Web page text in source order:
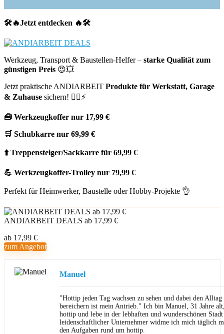
🛠️🔥Jetzt entdecken 🔥🛠️
Werkzeug, Transport & Baustellen-Helfer – starke Qualität zum
günstigen Preis 😍💥
Jetzt praktische ANDIARBEIT Produkte für Werkstatt, Garage
& Zuhause sichern! 👷‍♂️⚡
🧰 Werkzeugkoffer nur 17,99 €
🛒 Schubkarre nur 69,99 €
⬆️ Treppensteiger/Sackkarre für 69,99 €
💪 Werkzeugkoffer-Trolley nur 79,99 €
Perfekt für Heimwerker, Baustelle oder Hobby-Projekte 👌
ANDIARBEIT DEALS ab 17,99 €
ab 17,99 €
zum Angebot
Manuel
"Hottip jeden Tag wachsen zu sehen und dabei den
bereichern ist mein Antrieb." Ich bin Manuel, 31 Jahre
hottip und lebe in der lebhaften und wunderschönen
leidenschaftlicher Unternehmer widme ich mich täglich
den Aufgaben rund um hottip.